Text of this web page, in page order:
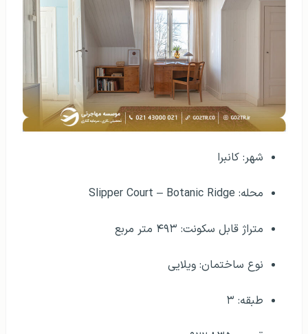
شهر: کانبرا
محله: Slipper Court – Botanic Ridge
متراژ قابل سکونت: ۴۹۳ متر مربع
نوع ساختمان: ویلایی
طبقه: ۳